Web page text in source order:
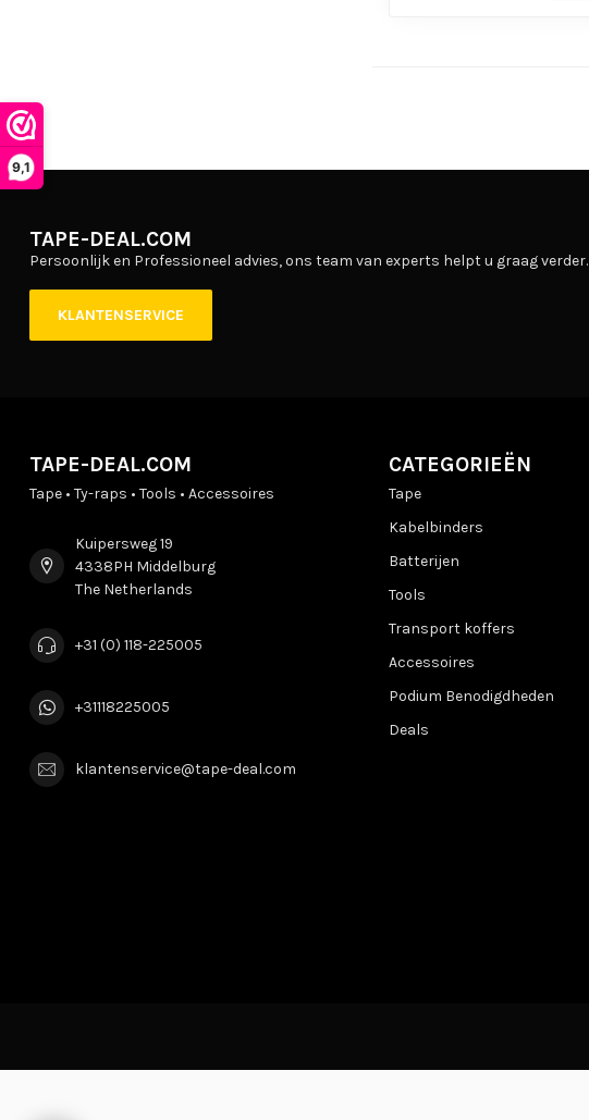
9,1
TAPE-DEAL.COM
Persoonlijk en Professioneel advies, ons team van experts helpt u graag verder.
KLANTENSERVICE
TAPE-DEAL.COM
Tape • Ty-raps • Tools • Accessoires
Kuipersweg 19
4338PH Middelburg
The Netherlands
+31 (0) 118-225005
+31118225005
klantenservice@tape-deal.com
CATEGORIEËN
Tape
Kabelbinders
Batterijen
Tools
Transport koffers
Accessoires
Podium Benodigdheden
Deals